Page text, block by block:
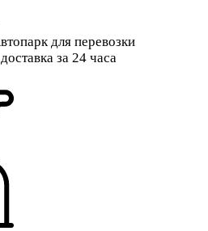
для перевозки
за 24 часа